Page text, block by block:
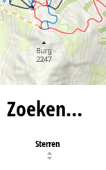
Zoeken…
Sterren